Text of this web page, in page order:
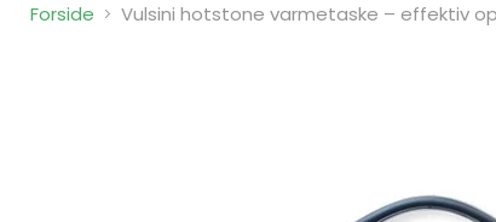
Forside Vulsini hotstone varmetaske – effektiv